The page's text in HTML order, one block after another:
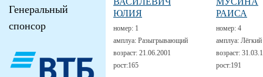
ЮЛИЯ
номер: 1
амплуа: Разыгрывающий
возраст: 21.06.2001
рост:165
РАИСА
номер: 4
амплуа:
возраст:
рост:191
Генеральный
спонсор